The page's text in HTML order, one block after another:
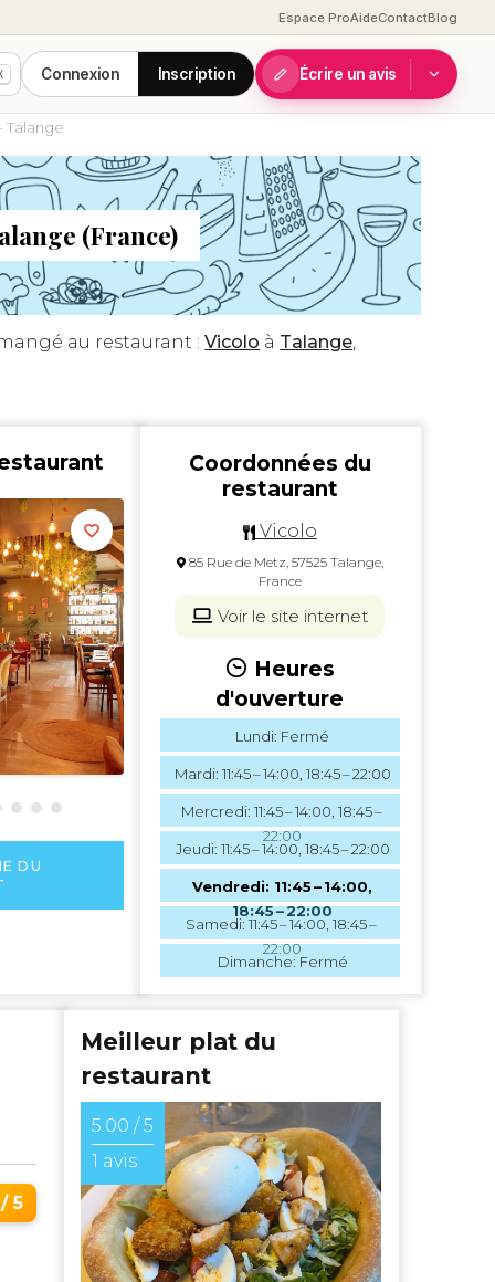
Espace ProAideContactBlog
Connexion Inscription Écrire un avis
Talange
(France)
au restaurant :Vicolo à Talange,
DU
Coordonnées du
restaurant
Vicolo
85 Rue de Metz, 57525 Talange,
France
Voir le site internet
Heures
d'ouverture
Lundi: Fermé
Mardi: 11:45 – 14:00, 18:45 – 22:00
Mercredi: 11:45 – 14:00, 18:45 –
22:00
Jeudi: 11:45 – 14:00, 18:45 – 22:00
Vendredi: 11:45 – 14:00,
18:45 – 22:00
Samedi: 11:45 – 14:00, 18:45 –
22:00
Dimanche: Fermé
5
Meilleur plat du
restaurant
5.00 / 5
1 avis